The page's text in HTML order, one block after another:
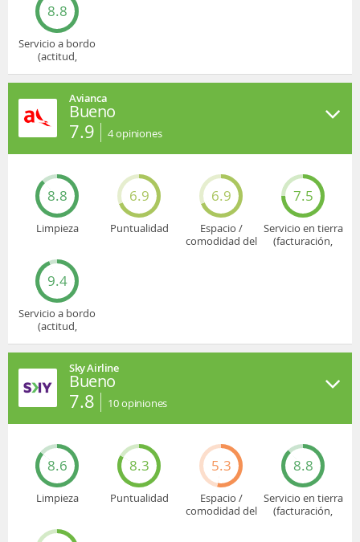
8.8
Servicio a bordo
(actitud,
Avianca
Bueno
7.9 4opiniones
8.8
Limpieza
6.9
Puntualidad
6.9
Espacio /
comodidad del
7.5
Servicio en tierra
(facturación,
9.4
Servicio a bordo
(actitud,
Sky Airline
Bueno
7.8 10opiniones
8.6
Limpieza
8.3
Puntualidad
5.3
Espacio /
comodidad del
8.8
Servicio en tierra
(facturación,